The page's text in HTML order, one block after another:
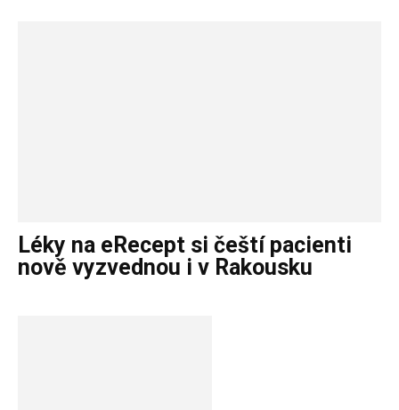
Léky na eRecept si čeští pacienti
nově vyzvednou i v Rakousku